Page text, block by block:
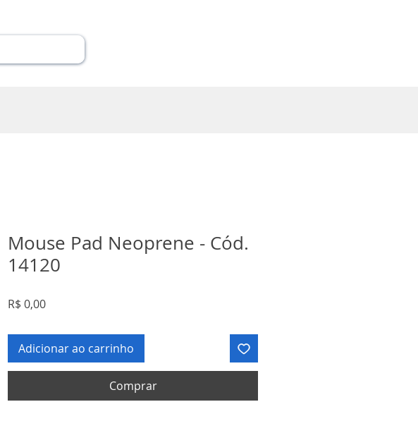
Mouse Pad Neoprene - Cód.
14120
R$ 0,00Preço
Adicionar ao carrinho
Comprar